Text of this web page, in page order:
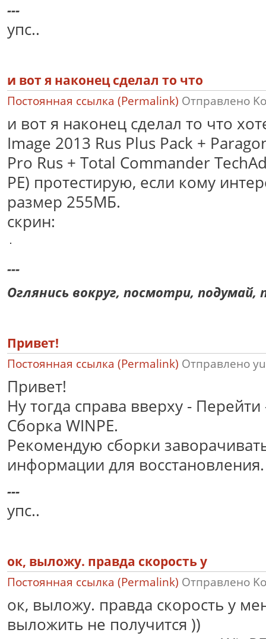
---
упс..
и вот я наконец сделал то что
Постоянная ссылка (Permalink) Отправлено
и вот я наконец сделал то что
Image 2013 Rus Plus Pack +
Pro Rus + Total Commander
PE) протестирую, если кому
размер 255МБ.
скрин:
---
Оглянись вокруг, посмотри, подумай,
Привет!
Постоянная ссылка (Permalink) Отправлено
Привет!
Ну тогда справа вверху -
Сборка WINPE.
Рекомендую сборки
информации для
---
упс..
ок, выложу. правда скорость у
Постоянная ссылка (Permalink) Отправлено
ок, выложу. правда скорость у
выложить не получится ))